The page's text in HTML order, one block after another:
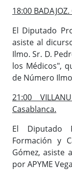
18:00
El Diputado
asiste al
Ilmo. Sr. D.
los Médicos",
de Número
21:00
Casablanca.
El Diputado
Formación y
Gómez, asiste
por APYME